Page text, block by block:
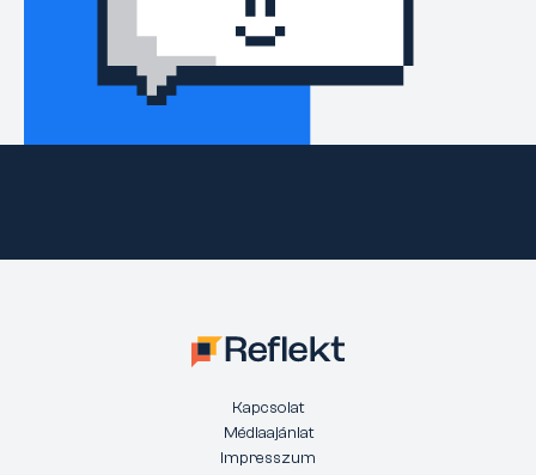
Kapcsolat
Médiaajánlat
Impresszum